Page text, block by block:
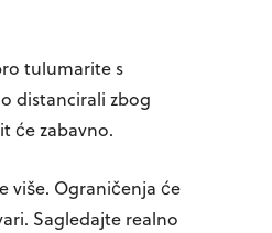
tulumarite s
distancirali zbog
će zabavno.
više. Ograničenja će
Sagledajte realno